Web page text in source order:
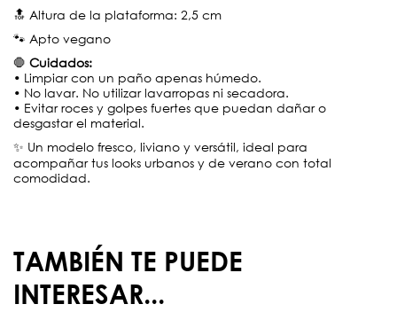
🔝 Altura de la plataforma: 2,5 cm
🐾 Apto vegano
🛑 Cuidados:
• Limpiar con un paño apenas húmedo.
• No lavar. No utilizar lavarropas ni secadora.
• Evitar roces y golpes fuertes que puedan dañar o
desgastar el material.
✨ Un modelo fresco, liviano y versátil, ideal para
acompañar tus looks urbanos y de verano con total
comodidad.
TAMBIÉN TE PUEDE
INTERESAR...